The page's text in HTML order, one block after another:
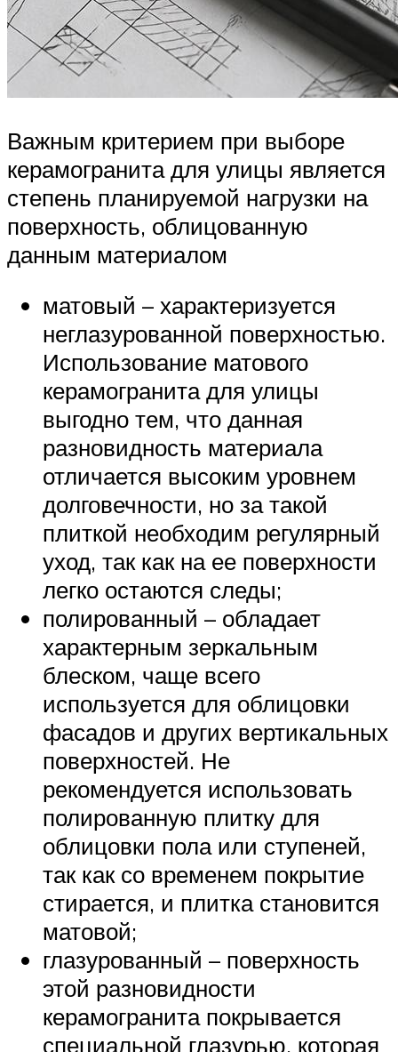
Важным критерием при выборе
керамогранита для улицы является
степень планируемой нагрузки на
поверхность, облицованную
данным материалом
матовый – характеризуется
неглазурованной поверхностью.
Использование матового
керамогранита для улицы
выгодно тем, что данная
разновидность материала
отличается высоким уровнем
долговечности, но за такой
плиткой необходим регулярный
уход, так как на ее поверхности
легко остаются следы;
полированный – обладает
характерным зеркальным
блеском, чаще всего
используется для облицовки
фасадов и других вертикальных
поверхностей. Не
рекомендуется использовать
полированную плитку для
облицовки пола или ступеней,
так как со временем покрытие
стирается, и плитка становится
матовой;
глазурованный – поверхность
этой разновидности
керамогранита покрывается
специальной глазурью, которая